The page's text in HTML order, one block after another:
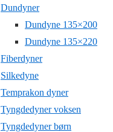
Dundyner
Dundyne 135×200
Dundyne 135×220
Fiberdyner
Silkedyne
Temprakon dyner
Tyngdedyner voksen
Tyngdedyner børn